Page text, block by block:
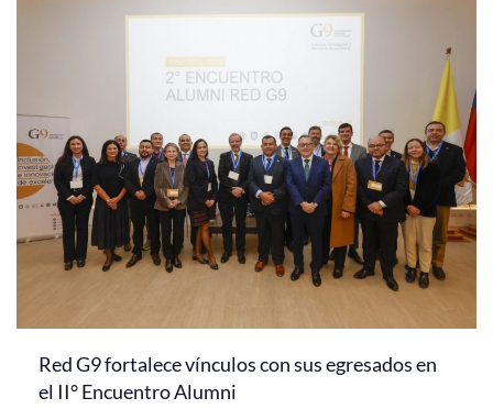
Red G9 fortalece vínculos con sus egresados en
el II° Encuentro Alumni